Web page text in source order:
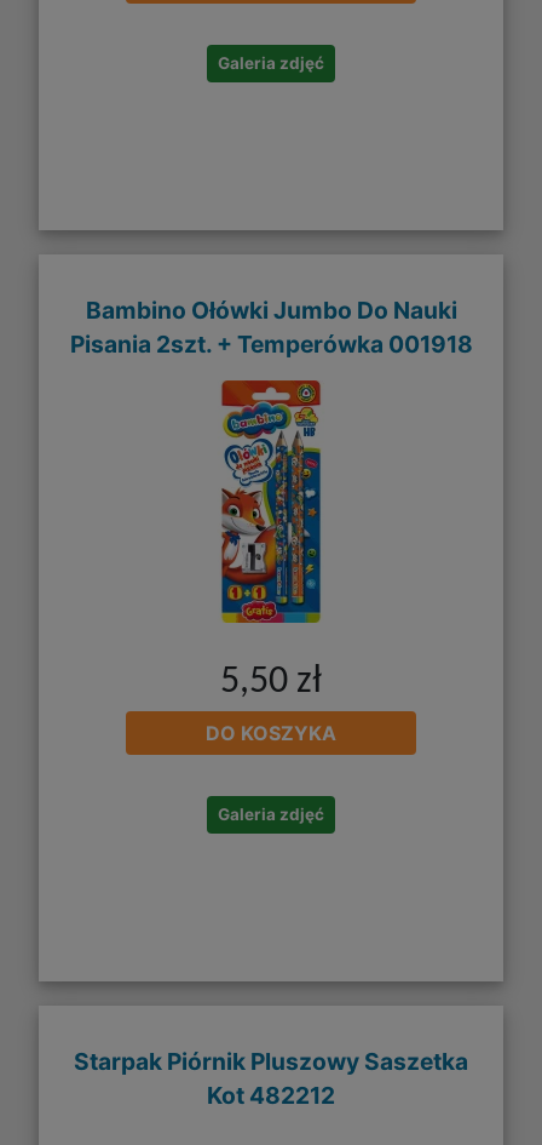
Galeria zdjęć
Bambino Ołówki Jumbo Do Nauki
Pisania 2szt. + Temperówka 001918
5,50 zł
DO KOSZYKA
Galeria zdjęć
Starpak Piórnik Pluszowy Saszetka
Kot 482212